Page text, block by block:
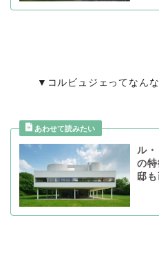
▼コルビュジェってなん
ル
の
邸